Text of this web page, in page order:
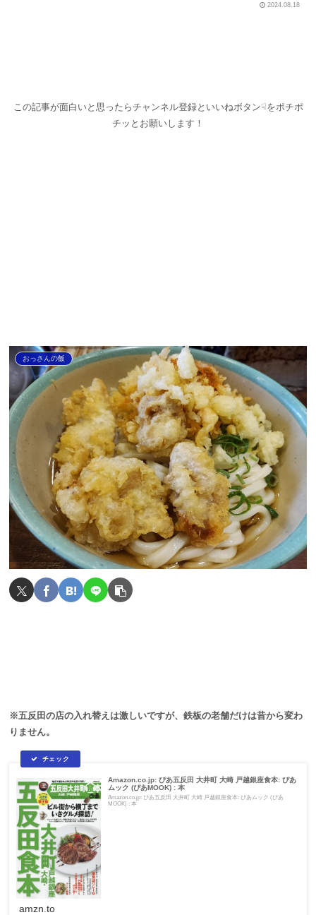
2024.08.18
この記事が面白いと思ったらチャンネル登録といいねボタン☟をポチポ
チッとお願いします！
おっさんの飯
※五反田の店の入れ替えは激しいですが、鉄板の老舗だけは昔から変わ
りません。
Amazon.co.jp: ぴあ五反田 大井町 大崎 戸越銀座食本: ぴあ
ムック (ぴあMOOK) : 本
Amazon.co.jp: ぴあ五反田 大井町 大崎 戸越銀座食本: ぴあムック (ぴあ
MOOK) : 本
amzn.to